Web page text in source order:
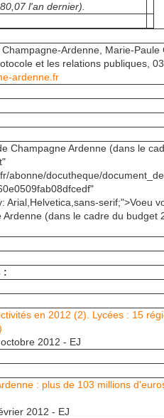
l'an dernier).
Ardenne, Marie-Paule
et les relations publiques,
ardenne.fr
Champagne Ardenne (dans le
abonne/docutheque/
Arial,Helvetica,sans-serif;">Voeu
(dans le cadre du budget
:
en 2012 (2). Lycées : 15
2012 - EJ
: plus de 103 millions
2012 - EJ